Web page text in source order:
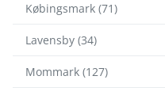
Købingsmark (71)
Lavensby (34)
Mommark (127)